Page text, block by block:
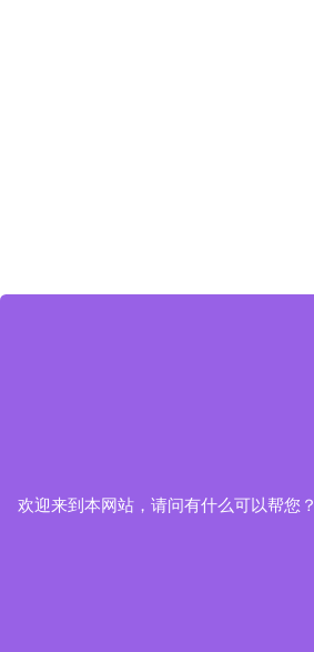
欢迎来到本网站，请问有什么可以帮您？